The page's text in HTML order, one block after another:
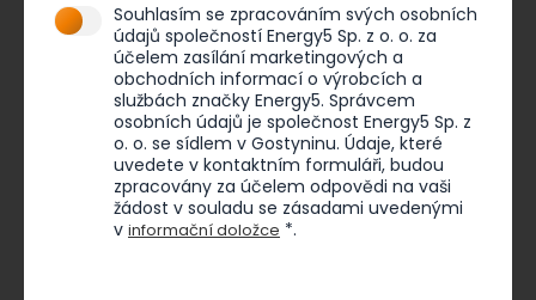
Souhlasím se zpracováním svých osobních
údajů společností Energy5 Sp. z o. o. za
účelem zasílání marketingových a
obchodních informací o výrobcích a
službách značky Energy5. Správcem
osobních údajů je společnost Energy5 Sp. z
o. o. se sídlem v Gostyninu. Údaje, které
uvedete v kontaktním formuláři, budou
zpracovány za účelem odpovědi na vaši
žádost v souladu se zásadami uvedenými
v informační doložce *.